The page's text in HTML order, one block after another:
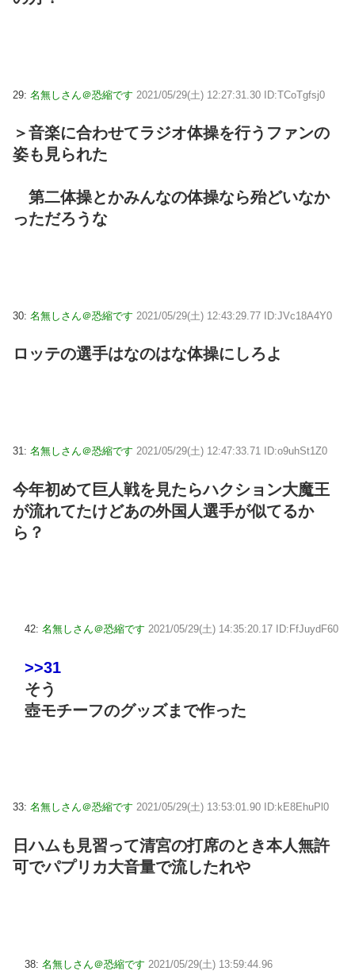
29: 名無しさん＠恐縮です 2021/05/29(土) 12:27:31.30 ID:TCoTgfsj0
＞音楽に合わせてラジオ体操を行うファンの
姿も見られた
第二体操とかみんなの体操なら殆どいなか
っただろうな
30: 名無しさん＠恐縮です 2021/05/29(土) 12:43:29.77 ID:JVc18A4Y0
ロッテの選手はなのはな体操にしろよ
31: 名無しさん＠恐縮です 2021/05/29(土) 12:47:33.71 ID:o9uhSt1Z0
今年初めて巨人戦を見たらハクション大魔王
が流れてたけどあの外国人選手が似てるか
ら？
42: 名無しさん＠恐縮です 2021/05/29(土) 14:35:20.17 ID:FfJuydF60
>>31
そう
壺モチーフのグッズまで作った
33: 名無しさん＠恐縮です 2021/05/29(土) 13:53:01.90 ID:kE8EhuPl0
日ハムも見習って清宮の打席のとき本人無許
可でパプリカ大音量で流したれや
38: 名無しさん＠恐縮です 2021/05/29(土) 13:59:44.96